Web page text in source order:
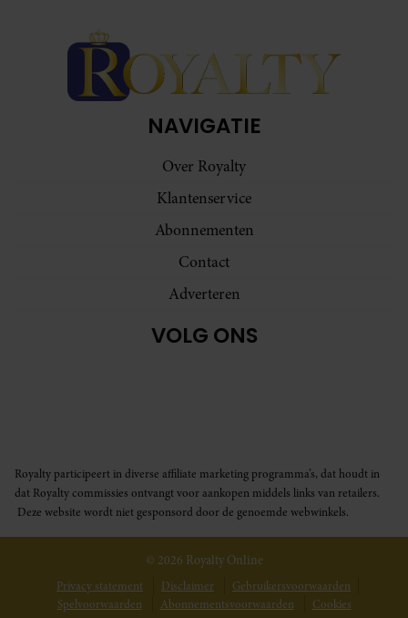
NAVIGATIE
Over Royalty
Klantenservice
Abonnementen
Contact
Adverteren
VOLG ONS
Royalty participeert in diverse affiliate marketing programma’s, dat houdt in
dat Royalty commissies ontvangt voor aankopen middels links van retailers.
Deze website wordt niet gesponsord door de genoemde webwinkels.
© 2026 Royalty Online
Privacy statement Disclaimer
Gebruikersvoorwaarden
Spelvoorwaarden
Abonnementsvoorwaarden
Cookies